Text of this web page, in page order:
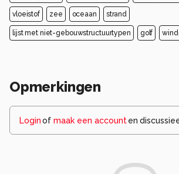
vloeistof zee oceaan strand
lijst met niet-gebouwstructuurtypen golf
Opmerkingen
Loginof maak een account en